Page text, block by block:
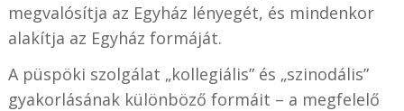
megvalósítja az Egyház lényegét, és mindenkor
alakítja az Egyház formáját.
A püspöki szolgálat „kollegiális” és „szinodális”
gyakorlásának különböző formáit – a megfelelő